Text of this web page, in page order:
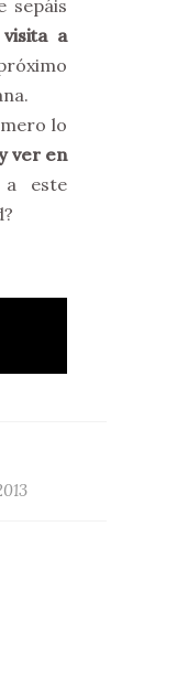
sepáis
a
lo
ver en
este